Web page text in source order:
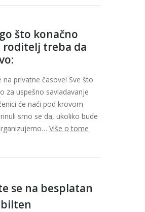
što konačno
roditelj treba da
na privatne časove! Sve što
za uspešno savladavanje
će naći pod krovom
smo se da, ukoliko bude
Više o tome
se na besplatan